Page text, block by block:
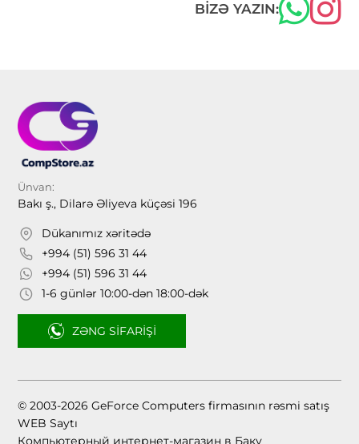
BIZƏ YAZIN:
Ünvan:
Bakı ş., Dilarə Əliyeva küçəsi 196
Dükanımız xəritədə
+994 (51) 596 31 44
+994 (51) 596 31 44
1-6 günlər 10:00-dən 18:00-dək
ZƏNG SIFARIŞI
© 2003-2026 GeForce Computers firmasının rəsmi satış
WEB Saytı
Компьютерный интернет-магазин в Баку